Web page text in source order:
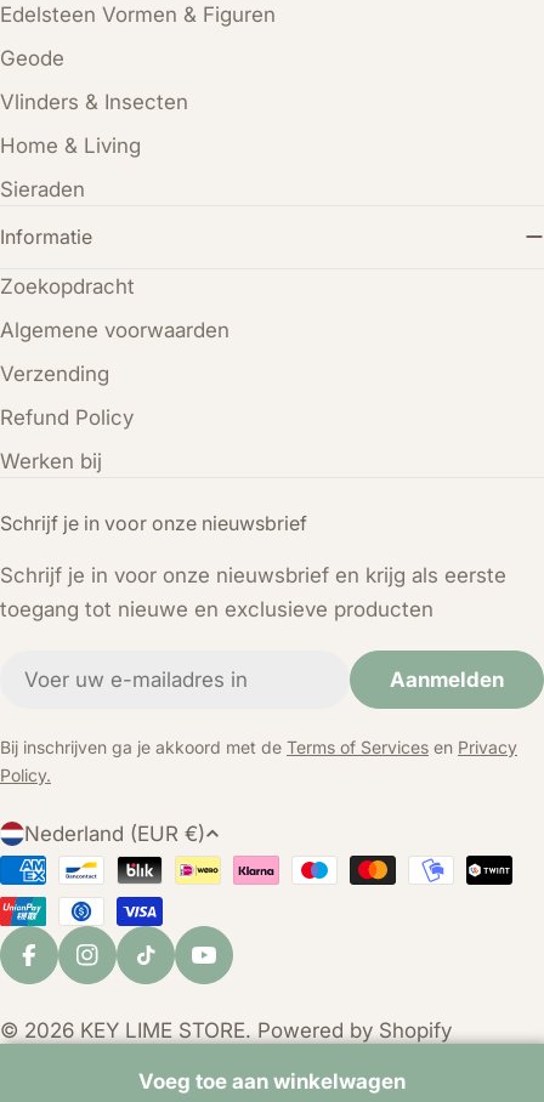
Schrijf je in voor onze nieuwsbrief
Schrijf je in voor onze nieuwsbrief en krijg als eerste
toegang tot nieuwe en exclusieve producten
Aanmelden
Bij inschrijven ga je akkoord met de Terms of Services en Privacy
Policy.
Edelsteen Vormen & Figuren
Geode
Vlinders & Insecten
Home & Living
Sieraden
Informatie
Zoekopdracht
Algemene voorwaarden
Verzending
Refund Policy
Werken bij
L
a
n
d
/
e
g
Nederland (EUR €)
Betaalmethoden
FacebookInstagram
TikTokYouTube
© 2026 KEY LIME STORE. Powered by Shopify
Voeg toe aan winkelwagen